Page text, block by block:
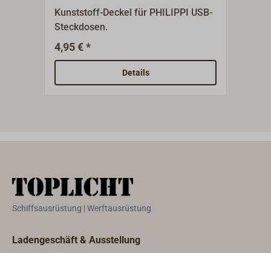
Kunststoff-Deckel für PHILIPPI USB-
Steckdosen.
4,95 € *
Details
Schiffsausrüstung | Werftausrüstung
Ladengeschäft & Ausstellung